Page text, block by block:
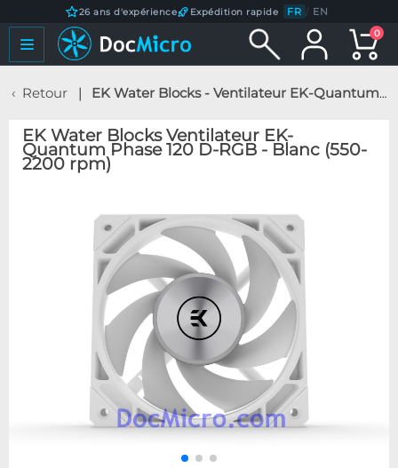
26 ans d'expérience Expédition rapide FR / EN
0
Retour EK Water Blocks - Ventilateur EK-Quantum Phase 120 D-RGB - Blanc (550-2200 rpm)
EK Water Blocks Ventilateur EK-
Quantum Phase 120 D-RGB - Blanc (550-
2200 rpm)